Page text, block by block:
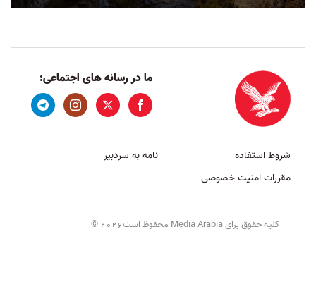
ما در رسانه های اجتماعی:
شروط استفاده
مقررات امنیت خصوصی
نامه به سردبیر
کلیه حقوق برای Media Arabia محفوظ است 2026
©